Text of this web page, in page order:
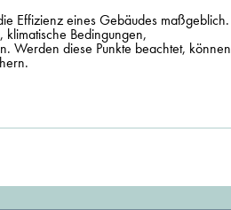
Effizienz eines Gebäudes maßgeblich.
Bedingungen,
Werden diese Punkte beachtet, können